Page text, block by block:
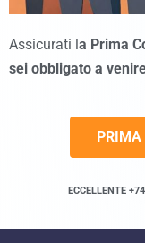
Assicurati la Prima
sei obbligato a
PRIMA
ECCELLENTE